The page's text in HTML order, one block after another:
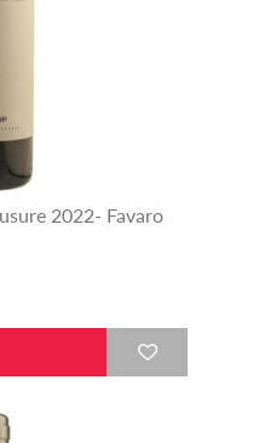
2022- Favaro